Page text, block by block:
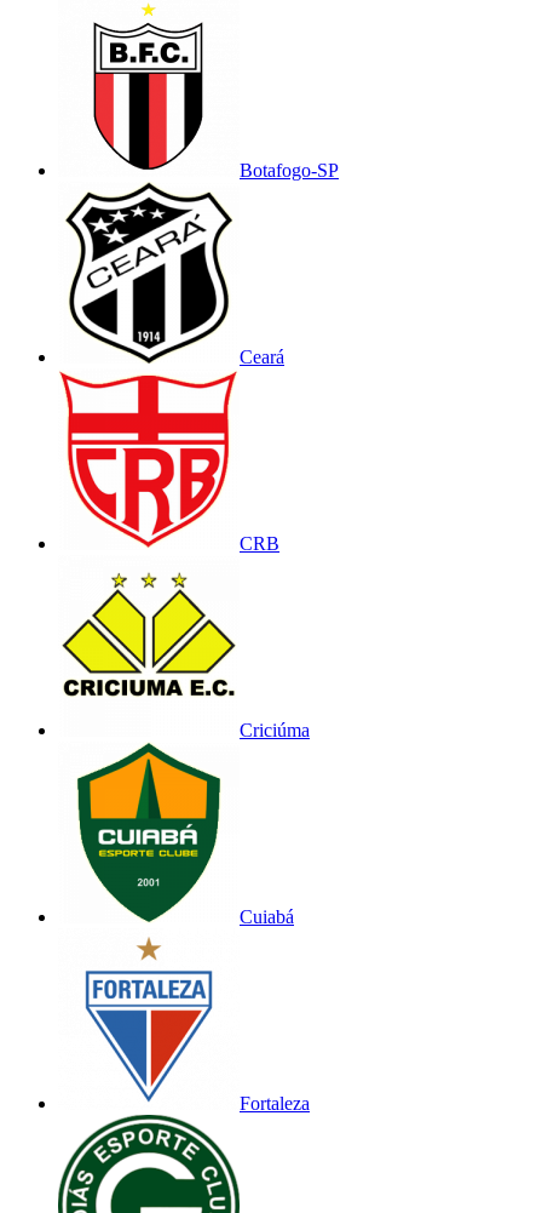
Botafogo-SP
Ceará
CRB
Criciúma
Cuiabá
Fortaleza